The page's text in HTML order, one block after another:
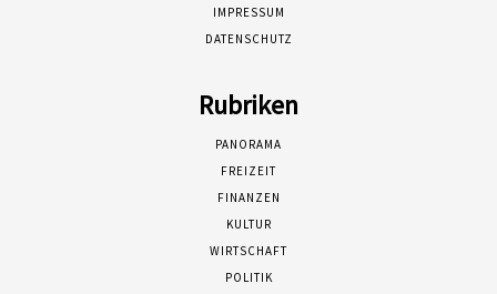
IMPRESSUM
DATENSCHUTZ
Rubriken
PANORAMA
FREIZEIT
FINANZEN
KULTUR
WIRTSCHAFT
POLITIK